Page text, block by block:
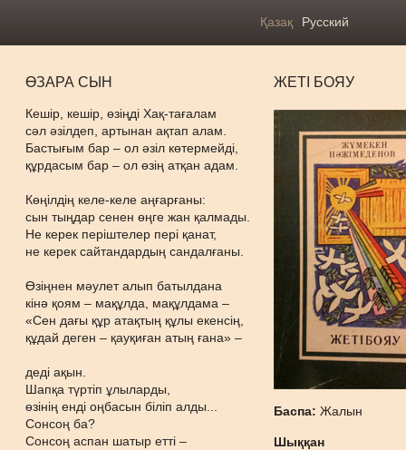
Қазақ Русский
ӨЗАРА СЫН
Кешір, кешір, өзіңді Хақ-тағалам
сәл әзілдеп, артынан ақтап алам.
Бастығым бар – ол әзіл көтермейді,
құрдасым бар – ол өзің атқан адам.
Көңілдің келе-келе аңғарғаны:
сын тыңдар сенен өңге жан қалмады.
Не керек періштелер пері қанат,
не керек сайтандардың сандалғаны.
Өзіңнен мәулет алып батылдана
кінә қоям – мақұлда, мақұлдама –
«Сен дағы құр атақтың құлы екенсің,
құдай деген – қауқиған атың ғана» –
деді ақын.
Шапқа түртіп ұлыларды,
өзінің енді оңбасын біліп алды...
Сонсоң ба?
Сонсоң аспан шатыр етті –
ЖЕТІ БОЯУ
Баспа:Жалын
Шыққан